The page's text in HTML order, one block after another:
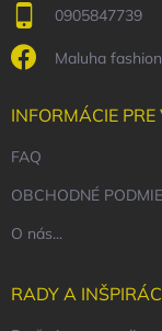
0905847739
Maluha fashion
INFORMÁCIE PRE
FAQ
OBCHODNÉ
O nás...
RADY A